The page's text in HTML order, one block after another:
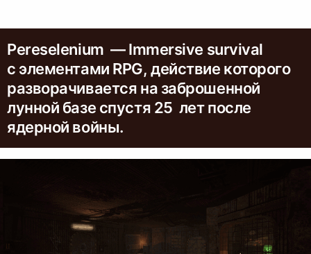
Pereselenium — Immersive survival
с элементами RPG, действие которого
разворачивается на заброшенной
лунной базе спустя 25 лет после
ядерной войны.